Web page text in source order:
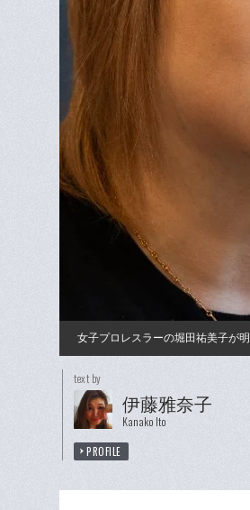
女子プロレスラーの堀田祐美子が
text by
伊藤雅奈子
Kanako Ito
PROFILE